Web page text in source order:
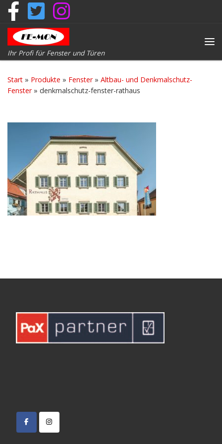
Zum Inhalt springen
Ihr Profi für Fenster und Türen
Start » Produkte » Fenster » Altbau- und Denkmalschutz-
Fenster » denkmalschutz-fenster-rathaus